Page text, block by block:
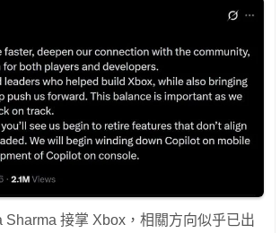
Sharma 接掌 Xbox，相關方向似乎已出